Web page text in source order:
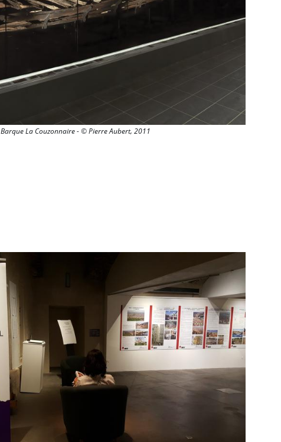
Barque La Couzonnaire - © Pierre Aubert, 2011